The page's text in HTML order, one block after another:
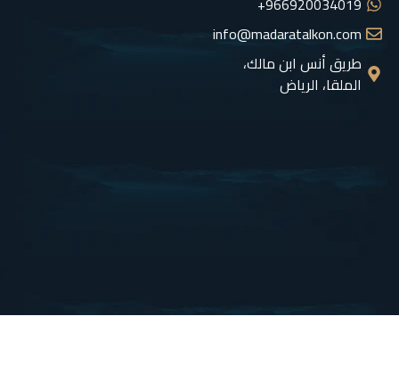
info@madaratalkon.com
طريق أنس ابن مالك،
الملقا، الرياض